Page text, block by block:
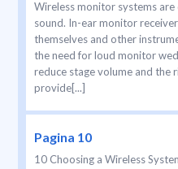
Wireless monitor systems
sound. In-ear monitor
themselves and other
the need for loud monitor
reduce stage volume and the
provide[...]
Pagina 10
10 Choosing a Wireless